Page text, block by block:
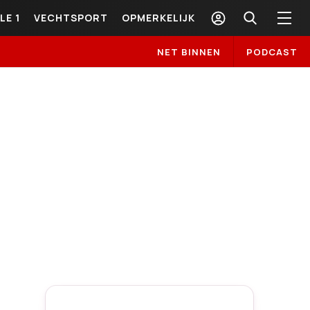
1 VECHTSPORT OPMERKELIJK
NET BINNEN PODCAST